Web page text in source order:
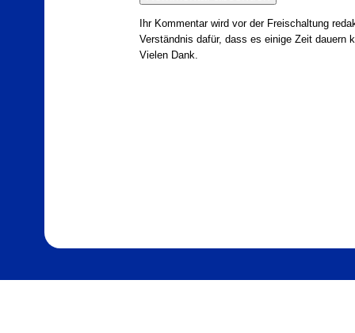
Ihr Kommentar wird vor der Freischaltung
Verständnis dafür, dass es einige Zeit
Vielen Dank.